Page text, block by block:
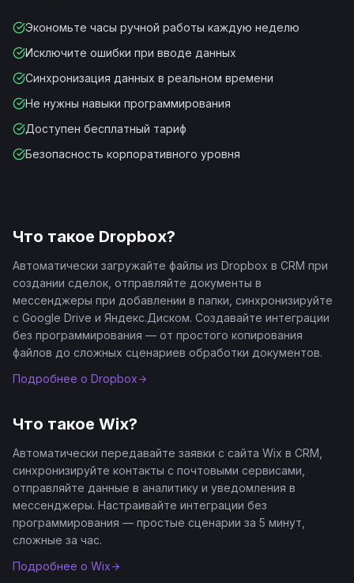
Экономьте часы ручной работы каждую неделю
Исключите ошибки при вводе данных
Синхронизация данных в реальном времени
Не нужны навыки программирования
Доступен бесплатный тариф
Безопасность корпоративного уровня
Что такое Dropbox?
Автоматически загружайте файлы из Dropbox в CRM при
создании сделок, отправляйте документы в
мессенджеры при добавлении в папки, синхронизируйте
с Google Drive и Яндекс.Диском. Создавайте интеграции
без программирования — от простого копирования
файлов до сложных сценариев обработки документов.
Подробнее о Dropbox
Что такое Wix?
Автоматически передавайте заявки с сайта Wix в CRM,
синхронизируйте контакты с почтовыми сервисами,
отправляйте данные в аналитику и уведомления в
мессенджеры. Настраивайте интеграции без
программирования — простые сценарии за 5 минут,
сложные за час.
Подробнее о Wix